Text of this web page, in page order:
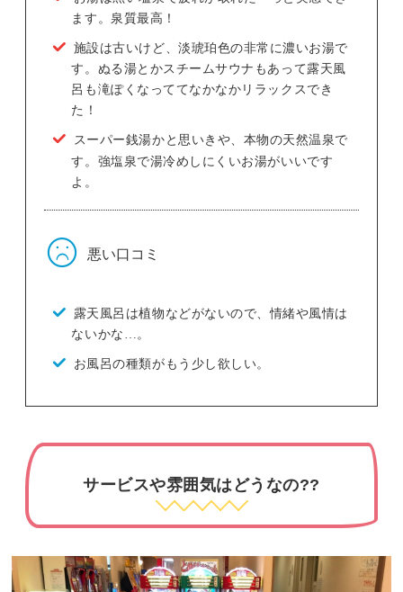
ます。泉質最高！
施設は古いけど、淡琥珀色の非常に濃いお湯で
す。ぬる湯とかスチームサウナもあって露天風
呂も滝ぽくなっててなかなかリラックスでき
た！
スーパー銭湯かと思いきや、本物の天然温泉で
す。強塩泉で湯冷めしにくいお湯がいいです
よ。
悪い口コミ
露天風呂は植物などがないので、情緒や風情は
ないかな…。
お風呂の種類がもう少し欲しい。
サービスや雰囲気はどうなの??